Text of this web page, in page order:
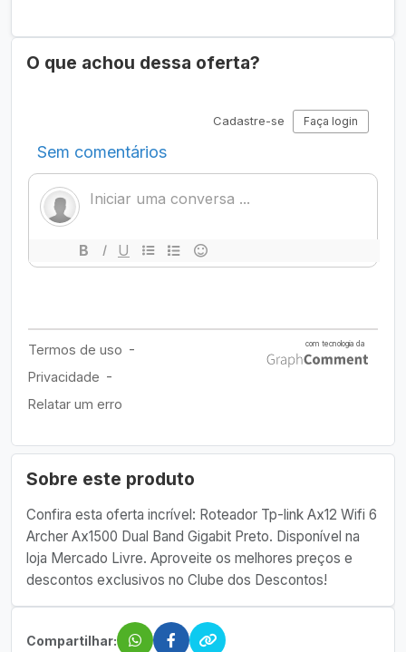
Sobre este produto
Confira esta oferta incrível: Roteador Tp-link Ax12 Wifi 6
Archer Ax1500 Dual Band Gigabit Preto. Disponível na
loja Mercado Livre. Aproveite os melhores preços e
descontos exclusivos no Clube dos Descontos!
Compartilhar:
O que achou dessa oferta?